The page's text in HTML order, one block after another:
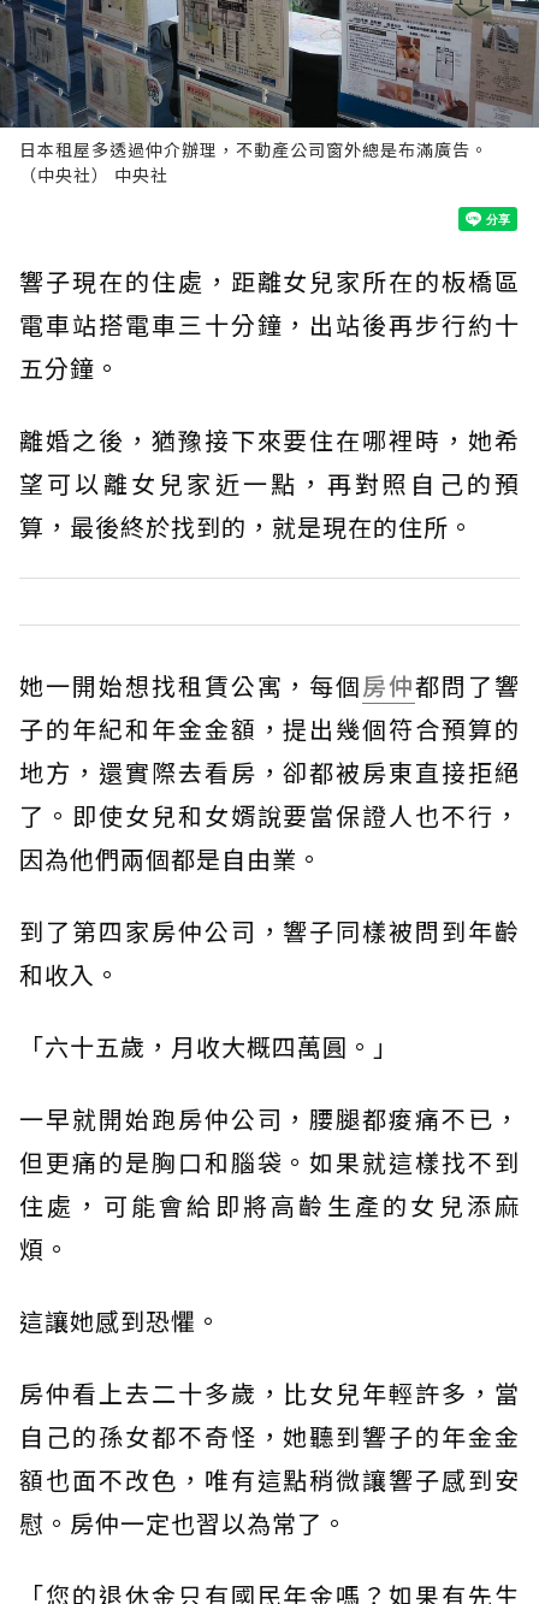
日本租屋多透過仲介辦理，不動產公司窗外總是布滿廣告。
（中央社） 中央社
響子現在的住處，距離女兒家所在的板橋區
電車站搭電車三十分鐘，出站後再步行約十
五分鐘。
離婚之後，猶豫接下來要住在哪裡時，她希
望可以離女兒家近一點，再對照自己的預
算，最後終於找到的，就是現在的住所。
她一開始想找租賃公寓，每個房仲都問了響
子的年紀和年金金額，提出幾個符合預算的
地方，還實際去看房，卻都被房東直接拒絕
了。即使女兒和女婿說要當保證人也不行，
因為他們兩個都是自由業。
到了第四家房仲公司，響子同樣被問到年齡
和收入。
「六十五歲，月收大概四萬圓。」
一早就開始跑房仲公司，腰腿都痠痛不已，
但更痛的是胸口和腦袋。如果就這樣找不到
住處，可能會給即將高齡生產的女兒添麻
煩。
這讓她感到恐懼。
房仲看上去二十多歲，比女兒年輕許多，當
自己的孫女都不奇怪，她聽到響子的年金金
額也面不改色，唯有這點稍微讓響子感到安
慰。房仲一定也習以為常了。
「您的退休金只有國民年金嗎？如果有先生